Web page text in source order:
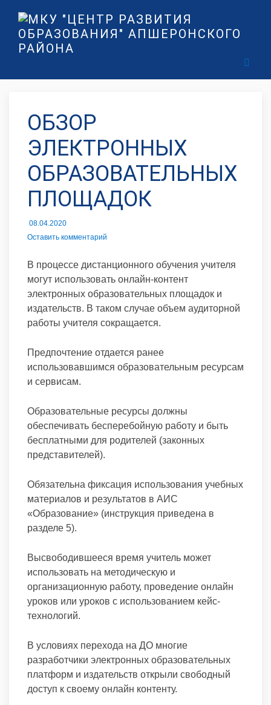
ОБЗОР
ЭЛЕКТРОННЫХ
ОБРАЗОВАТЕЛЬНЫХ
ПЛОЩАДОК
08.04.2020
Оставить комментарий
В процессе дистанционного обучения учителя
могут использовать онлайн-контент
электронных образовательных площадок и
издательств. В таком случае объем аудиторной
работы учителя сокращается.
Предпочтение отдается ранее
использовавшимся образовательным ресурсам
и сервисам.
Образовательные ресурсы должны
обеспечивать бесперебойную работу и быть
бесплатными для родителей (законных
представителей).
Обязательна фиксация использования учебных
материалов и результатов в АИС
«Образование» (инструкция приведена в
разделе 5).
Высвободившееся время учитель может
использовать на методическую и
организационную работу, проведение онлайн
уроков или уроков с использованием кейс-
технологий.
В условиях перехода на ДО многие
разработчики электронных образовательных
платформ и издательств открыли свободный
доступ к своему онлайн контенту.